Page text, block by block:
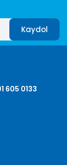
Kaydol
605 0133